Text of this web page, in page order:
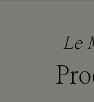
Le